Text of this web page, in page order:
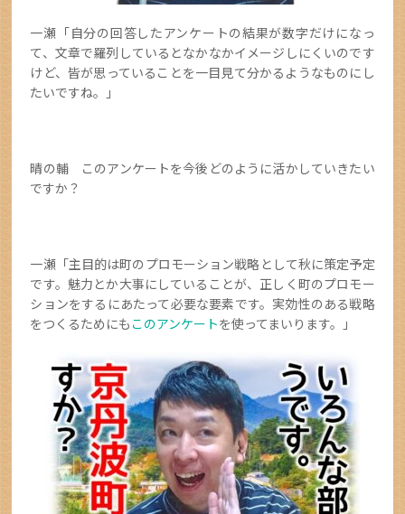
一瀬「自分の回答したアンケートの結果が数字だけになっ
て、文章で羅列しているとなかなかイメージしにくいのです
けど、皆が思っていることを一目見て分かるようなものにし
たいですね。」
晴の輔 このアンケートを今後どのように活かしていきたい
ですか？
一瀬「主目的は町のプロモーション戦略として秋に策定予定
です。魅力とか大事にしていることが、正しく町のプロモー
ションをするにあたって必要な要素です。実効性のある戦略
をつくるためにも このアンケートを使ってまいります。」